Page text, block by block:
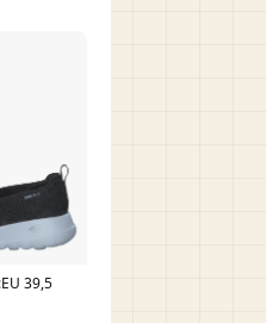
39,5